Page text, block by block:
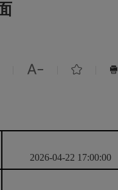
  
2026-04-22 17:00:00